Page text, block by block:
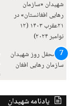
یادنامه شهیدان